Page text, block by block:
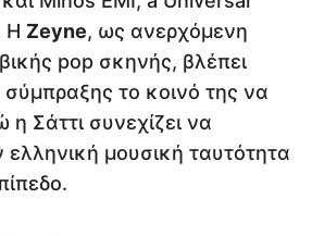
Η Zeyne, ως ανερχόμενη
pop σκηνής, βλέπει
το κοινό της να
η Σάττι συνεχίζει να
ελληνική μουσική ταυτότητα